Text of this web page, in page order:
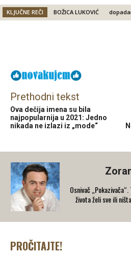
KLJUČNE REČI BOŽICA LUKOVIĆ
Prethodni tekst
Ova dečija imena su bila
najpopularnija u 2021: Jedno
nikada ne izlazi iz „mode“
Osnivač
života želi sve ili
PROČITAJTE!